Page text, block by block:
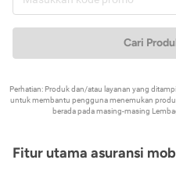
Cari
Perhatian: Produk dan/atau layanan yang
untuk membantu pengguna menemukan
berada pada masing-masing
Fitur utama asuransi